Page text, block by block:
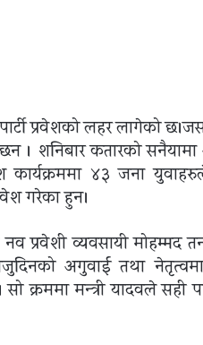
प्रवेशको लहर लागेको
। शनिबार कतारको
कार्यक्रममा ४३ जना
गरेका हुन।
प्रवेशी व्यवसायी मोहम्मद
अगुवाई तथा
मन्त्री यादवले सही